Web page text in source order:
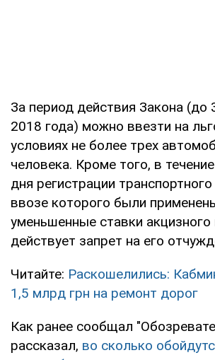
За период действия Закона (до
2018 года) можно ввезти на
условиях не более трех
человека. Кроме того, в
дня регистрации
ввозе которого были
уменьшенные ставки акцизного
действует запрет на его
Читайте: Раскошелились:
1,5 млрд грн на ремонт дорог
Как ранее сообщал
рассказал, во сколько